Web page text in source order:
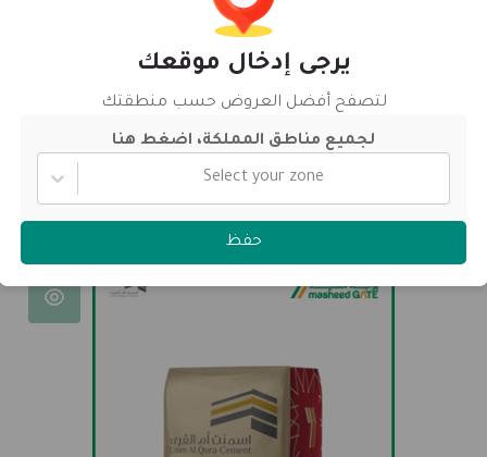
المتحدة للأسمنت – أسمنت البوزولانا البورتلاندي
يرجى إدخال موقعك
لتصفح أفضل العروض حسب منطقتك
لجميع مناطق المملكة، اضغط هنا
Select your zone
حفظ